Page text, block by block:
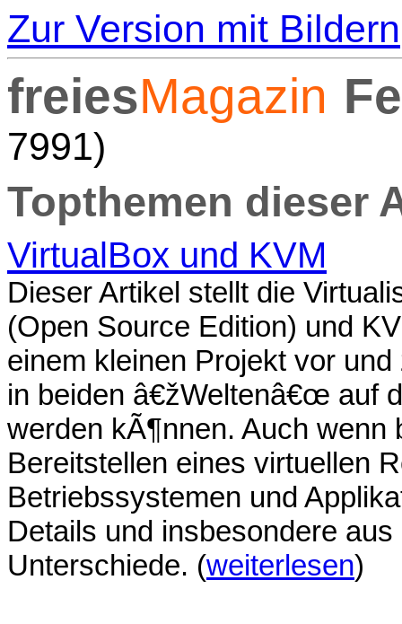
Zur Version mit Bildern
freiesMagazin
7991)
Topthemen dieser
VirtualBox und KVM
Dieser Artikel stellt die
(Open Source Edition) und
einem kleinen Projekt vor
in beiden â€žWeltenâ€œ auf
werden kÃ¶nnen. Auch wenn
Bereitstellen eines virtuellen
Betriebssystemen und
Details und insbesondere
Unterschiede. (weiterlesen)